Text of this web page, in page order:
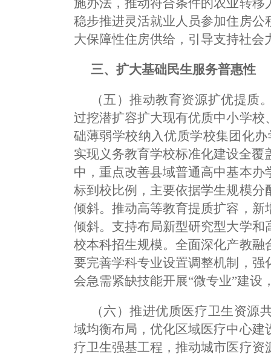
稳步推进灵活就业人员参加住房
大保障性住房供给，引导支持社会
三、扩大基础民生服务普惠性
（五）推动教育资源扩优提质
过挖潜扩容扩大现有优质中小学
础薄弱学校纳入优质学校集团化
实现义务教育学校标准化建设全覆
中，重点改善县域普通高中基本
标到校比例，主要依据学生规模
倾斜。推动高等教育提质扩容，
倾斜。支持布局新型研究型大学
校本科招生规模。全面深化产教
要完善学科专业设置调整机制，
会急需紧缺技能开展“微专业”建设
（六）推进优质医疗卫生资源
域均衡布局，优化区域医疗中心
疗卫生强基工程，推动城市医疗